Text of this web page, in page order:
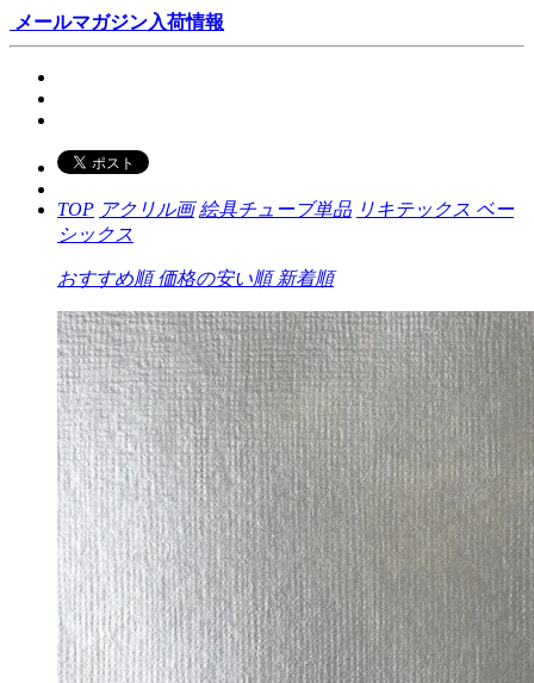
メールマガジン入荷情報
TOP アクリル画 絵具チューブ単品 リキテックス ベー
シックス
おすすめ順 価格の安い順 新着順